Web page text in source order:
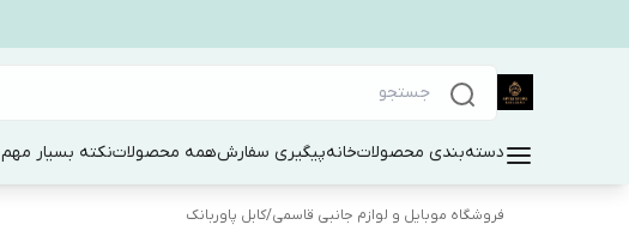
دسته‌بندی محصولاتخانهپیگیری سفارشهمه محصولاتنکته بسیار مهم
فروشگاه موبایل و لوازم جانبی قاسمی/کابل پاوربانک